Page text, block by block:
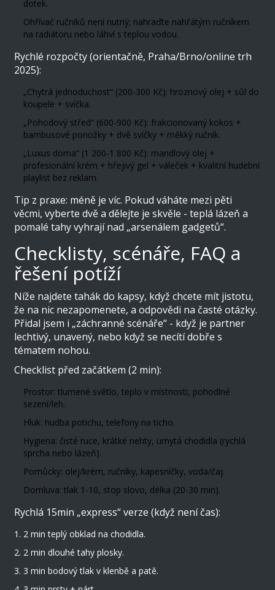
dotek.
Ohřívač ručníků není nutný; nahraďte nahřátým ručníkem
na radiátoru nebo láhví s teplou vodou.
Rychlé rozpočty (orientačně, Praha/Brno/online trh
2025):
„Chytrá jednoduchost“ (200-300 Kč): hroznový olej + sůl do
koupele + svíčka.
„Pohodový střed“ (600-900 Kč): frakcionovaný kokos +
bambusové ponožky + dvě svíčky + měkký ručník.
„Luxus doma“ (1 200-1 800 Kč): mandlový olej +
profesionální krém + hřejivý gel + váleček + kvalitní hudební
playlist bez reklam.
Tip z praxe: méně je víc. Pokud váháte mezi pěti
věcmi, vyberte dvě a dělejte je skvěle - teplá lázeň a
pomalé tahy vyhrají nad „arsenálem gadgetů“.
Checklisty, scénáře, FAQ a
řešení potíží
Níže najdete tahák do kapsy, když chcete mít jistotu,
že na nic nezapomenete, a odpovědi na časté otázky.
Přidal jsem i „záchranné scénáře“ - když je partner
lechtivý, unavený, nebo když se necítí dobře s
tématem nohou.
Checklist před začátkem (2 min):
Prostor: tlumené světlo, teplo v místnosti, pohodlné
sezení/leh.
Hluk: hudba potichu, telefony na ticho.
Hygiena: čisté ruce, krátké nehty, umytá chodidla (rychlá
sprcha nebo lázeň).
Pomůcky: olej/krém, ručníky, kapesníčky, voda/čaj.
Domluva: tlak 1-10, stop slovo, délka (20-30 min).
Rychlá 15min „express“ verze (když není čas):
2 min teplý obklad na chodidla.
2 min dlouhé tahy plosky.
3 min bodový tlak v klenbě a patě.